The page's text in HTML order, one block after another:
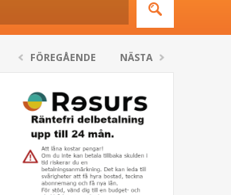
FÖREGÅENDE NÄSTA